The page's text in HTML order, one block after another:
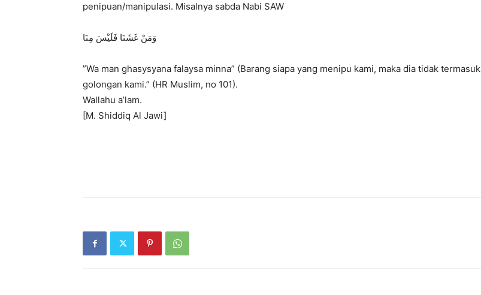
penipuan/manipulasi. Misalnya sabda Nabi SAW
وَمَنْ غَشَنَا فَلَيْسَ مِنَا
”Wa man ghasysyana falaysa minna” (Barang siapa yang menipu kami, maka dia tidak termasuk
golongan kami.” (HR Muslim, no 101).
Wallahu a’lam.
[M. Shiddiq Al Jawi]